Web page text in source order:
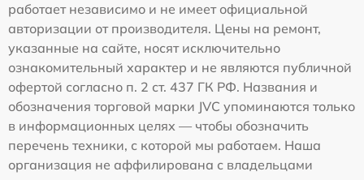
работает независимо и не имеет официальной
авторизации от производителя. Цены на ремонт,
указанные на сайте, носят исключительно
ознакомительный характер и не являются публичной
офертой согласно п. 2 ст. 437 ГК РФ. Названия и
обозначения торговой марки JVC упоминаются только
в информационных целях — чтобы обозначить
перечень техники, с которой мы работаем. Наша
организация не аффилирована с владельцами